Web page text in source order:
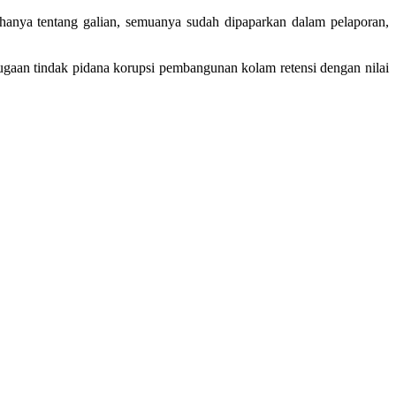
tentang galian, semuanya sudah dipaparkan dalam pelaporan,
tindak pidana korupsi pembangunan kolam retensi dengan nilai